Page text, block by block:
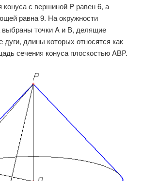
конуса с вершиной P равен 6, а
равна 9. На окружности
выбраны точки A и B, делящие
дуги, длины которых относятся как
сечения конуса плоскостью ABP.